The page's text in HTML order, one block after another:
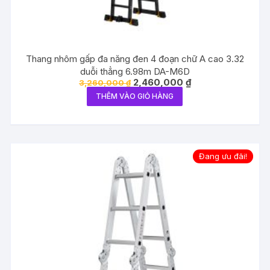
Thang nhôm gấp đa năng đen 4 đoạn chữ A cao 3.32
duỗi thẳng 6.98m DA-M6D
3,260,000₫ Giá
gốc
là:
3,260,000 ₫.
2,460,000 ₫Giá
hiện
THÊM VÀO GIỎ HÀNG
Đang ưu đãi!